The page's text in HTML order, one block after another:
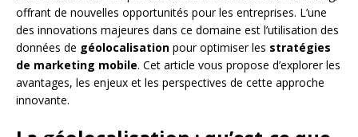
offrant de nouvelles opportunités pour les entreprises. L’une
des innovations majeures dans ce domaine est l’utilisation des
données de géolocalisation pour optimiser les stratégies
de marketing mobile. Cet article vous propose d’explorer les
avantages, les enjeux et les perspectives de cette approche
innovante.